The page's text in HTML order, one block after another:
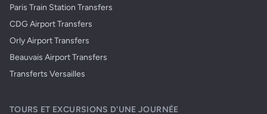
Paris Train Station Transfers
CDG Airport Transfers
Orly Airport Transfers
Beauvais Airport Transfers
Transferts Versailles
TOURS ET EXCURSIONS D'UNE JOURNÉE